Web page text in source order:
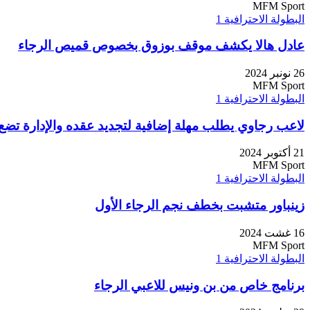
MFM Sport
البطولة الاحترافية 1
عادل هالا يكشف موقف بوزوق بخصوص قميص الرجاء
26 نونبر 2024
MFM Sport
البطولة الاحترافية 1
لاعب رجاوي يطلب مهلة إضافية لتجديد عقده والإدارة
21 أكتوبر 2024
MFM Sport
البطولة الاحترافية 1
زينباور متشبت بخطف نجم الرجاء الأول
16 غشت 2024
MFM Sport
البطولة الاحترافية 1
برنامج خاص من بن ونيس للاعبي الرجاء